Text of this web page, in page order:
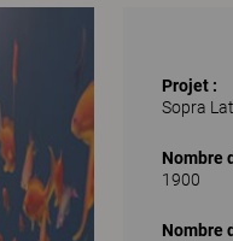
Projet :
Sopra
Nombre
1900
Nombre